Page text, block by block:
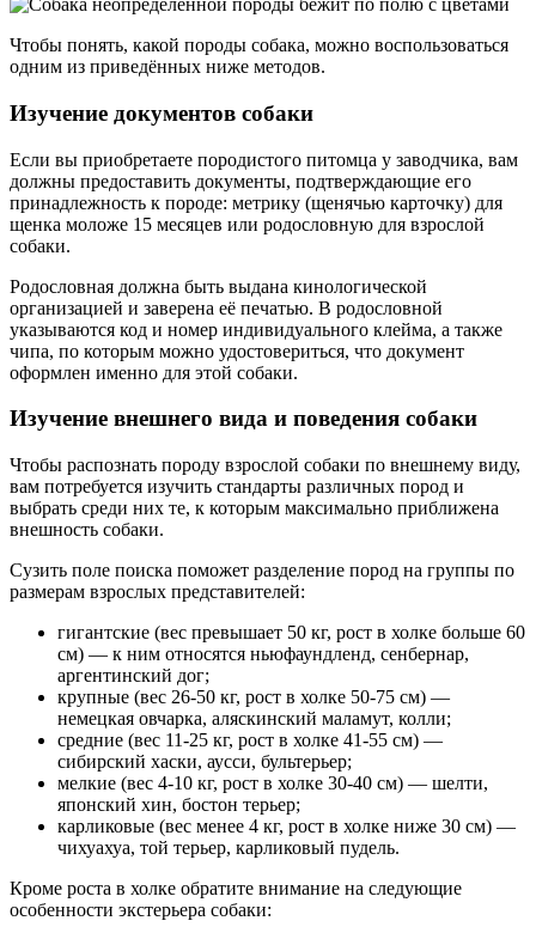
Чтобы понять, какой породы собака, можно воспользоваться
одним из приведённых ниже методов.
Изучение документов собаки
Если вы приобретаете породистого питомца у заводчика, вам
должны предоставить документы, подтверждающие его
принадлежность к породе: метрику (щенячью карточку) для
щенка моложе 15 месяцев или родословную для взрослой
собаки.
Родословная должна быть выдана кинологической
организацией и заверена её печатью. В родословной
указываются код и номер индивидуального клейма, а также
чипа, по которым можно удостовериться, что документ
оформлен именно для этой собаки.
Изучение внешнего вида и поведения собаки
Чтобы распознать породу взрослой собаки по внешнему виду,
вам потребуется изучить стандарты различных пород и
выбрать среди них те, к которым максимально приближена
внешность собаки.
Сузить поле поиска поможет разделение пород на группы по
размерам взрослых представителей:
гигантские (вес превышает 50 кг, рост в холке больше 60
см) — к ним относятся ньюфаундленд, сенбернар,
аргентинский дог;
крупные (вес 26-50 кг, рост в холке 50-75 см) —
немецкая овчарка, аляскинский маламут, колли;
средние (вес 11-25 кг, рост в холке 41-55 см) —
сибирский хаски, аусси, бультерьер;
мелкие (вес 4-10 кг, рост в холке 30-40 см) — шелти,
японский хин, бостон терьер;
карликовые (вес менее 4 кг, рост в холке ниже 30 см) —
чихуахуа, той терьер, карликовый пудель.
Кроме роста в холке обратите внимание на следующие
особенности экстерьера собаки: